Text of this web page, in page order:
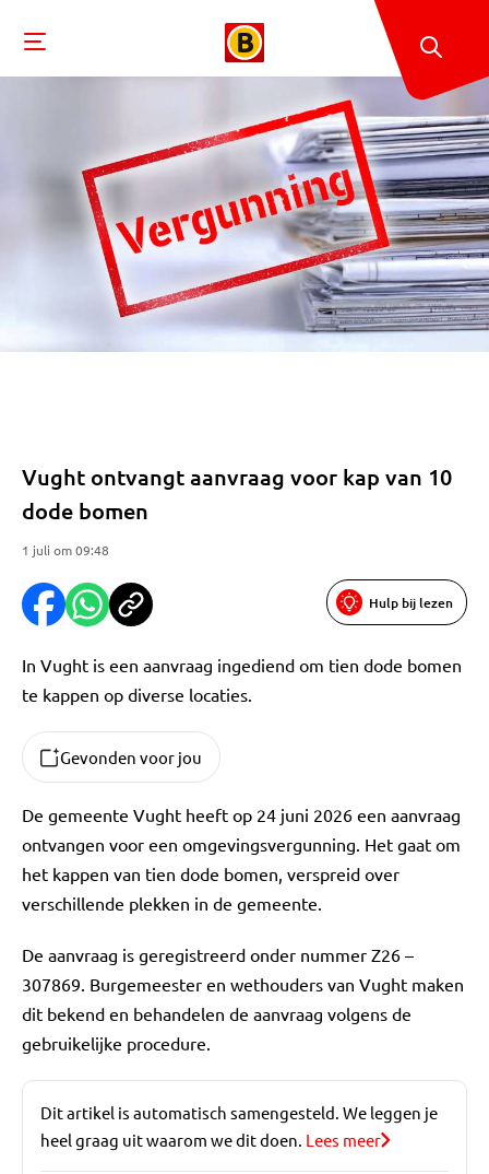
Vught ontvangt aanvraag voor kap van 10
dode bomen
1 juli om 09:48
Hulp bij lezen
In Vught is een aanvraag ingediend om tien dode bomen
te kappen op diverse locaties.
Gevonden voor jou
De gemeente Vught heeft op 24 juni 2026 een aanvraag
ontvangen voor een omgevingsvergunning. Het gaat om
het kappen van tien dode bomen, verspreid over
verschillende plekken in de gemeente.
De aanvraag is geregistreerd onder nummer Z26 –
307869. Burgemeester en wethouders van Vught maken
dit bekend en behandelen de aanvraag volgens de
gebruikelijke procedure.
Dit artikel is automatisch samengesteld. We leggen je
heel graag uit waarom we dit doen. Lees meer